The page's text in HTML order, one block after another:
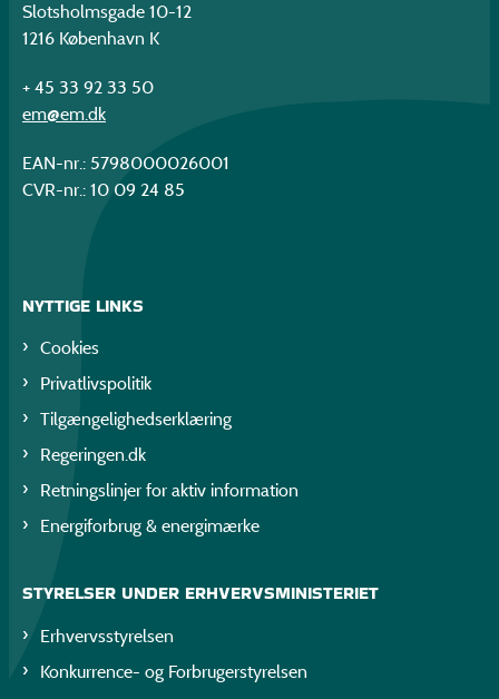
Slotsholmsgade 10-12
1216 København K
+ 45 33 92 33 50
em@em.dk
EAN-nr.: 5798000026001
CVR-nr.: 10 09 24 85
NYTTIGE LINKS
Cookies
Privatlivspolitik
Tilgængelighedserklæring
Regeringen.dk
Retningslinjer for aktiv information
Energiforbrug & energimærke
STYRELSER UNDER ERHVERVSMINISTERIET
Erhvervsstyrelsen
Konkurrence- og Forbrugerstyrelsen